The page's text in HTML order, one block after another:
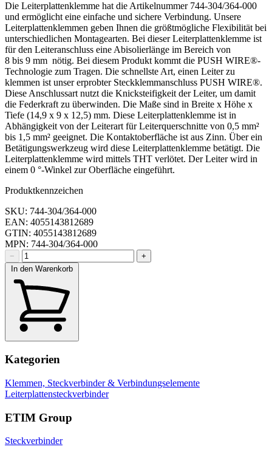
Die Leiterplattenklemme hat die Artikelnummer 744-304/364-000
und ermöglicht eine einfache und sichere Verbindung. Unsere
Leiterplattenklemmen geben Ihnen die größtmögliche Flexibilität bei
unterschiedlichen Montagearten. Bei dieser Leiterplattenklemme ist
für den Leiteranschluss eine Abisolierlänge im Bereich von
8 bis 9 mm nötig. Bei diesem Produkt kommt die PUSH WIRE®-
Technologie zum Tragen. Die schnellste Art, einen Leiter zu
klemmen ist unser erprobter Steckklemmanschluss PUSH WIRE®.
Diese Anschlussart nutzt die Knicksteifigkeit der Leiter, um damit
die Federkraft zu überwinden. Die Maße sind in Breite x Höhe x
Tiefe (14,9 x 9 x 12,5) mm. Diese Leiterplattenklemme ist in
Abhängigkeit von der Leiterart für Leiterquerschnitte von 0,5 mm²
bis 1,5 mm² geeignet. Die Kontaktoberfläche ist aus Zinn. Über ein
Betätigungswerkzeug wird diese Leiterplattenklemme betätigt. Die
Leiterplattenklemme wird mittels THT verlötet. Der Leiter wird in
einem 0 °-Winkel zur Oberfläche eingeführt.
Produktkennzeichen
SKU: 744-304/364-000
EAN: 4055143812689
GTIN: 4055143812689
MPN: 744-304/364-000
−
+
In den Warenkorb
Kategorien
Klemmen, Steckverbinder & Verbindungselemente
Leiterplattensteckverbinder
ETIM Group
Steckverbinder